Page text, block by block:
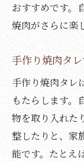
秘伝の焼
焼肉タ
焼肉の
絶品
焼肉
焼肉の美
焼肉
おすすめです。
焼肉がさらに楽
手作り焼肉タ
手作り焼肉タレ
もたらします。
物を取り入れた
整したりと、家
能です。たとえ